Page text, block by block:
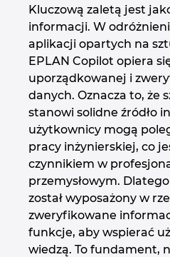
Kluczową zaletą jest
informacji. W
aplikacji opartych na
EPLAN Copilot opiera
uporządkowanej i
danych. Oznacza to, że
stanowi solidne źródło
użytkownicy mogą
pracy inżynierskiej, co
czynnikiem w
przemysłowym.
został wyposażony w
zweryfikowane
funkcje, aby wspierać
wiedzą. To fundament,